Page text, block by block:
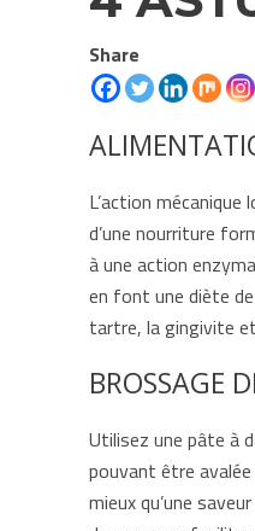
Share
L’action
d’une nourriture
à une action
en font une diète
tartre, la gingivite
BROSSAGE
Utilisez une pâte à
pouvant être avalée
mieux qu’une